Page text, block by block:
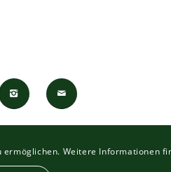
Weitere Informationen